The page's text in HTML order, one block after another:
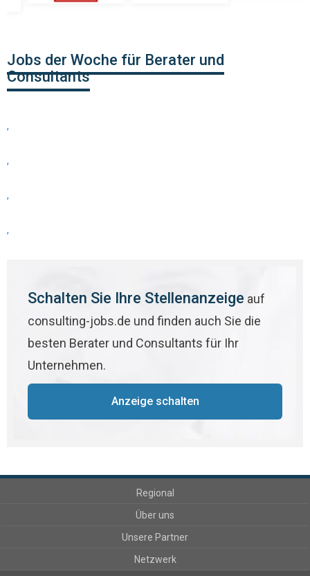
Jobs der Woche für Berater und
Consultants
,
,
,
,
Schalten Sie Ihre Stellenanzeige auf
consulting-jobs.de und finden auch Sie die
besten Berater und Consultants für Ihr
Unternehmen.
Anzeige schalten
Regional
Über uns
Unsere Partner
Netzwerk